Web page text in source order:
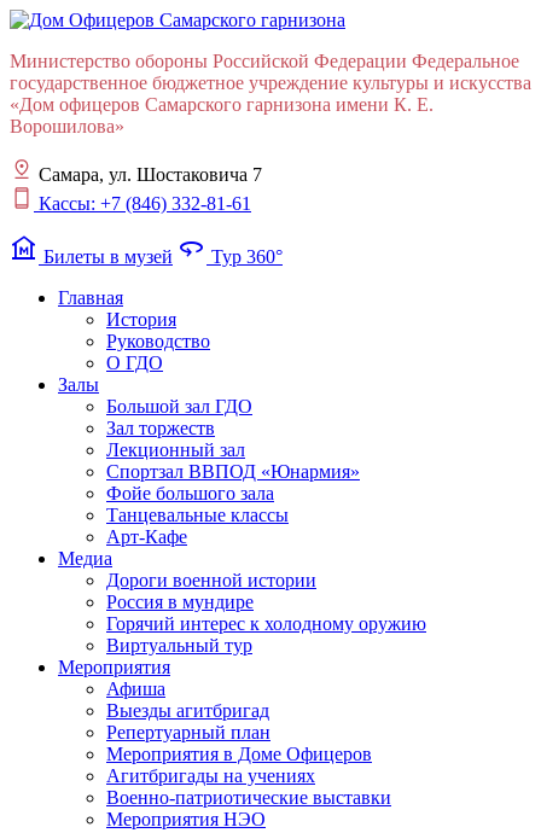
Министерство обороны Российской Федерации Федеральное
государственное бюджетное учреждение культуры и искусства
«Дом офицеров Cамарского гарнизона имени К. Е.
Ворошилова»
Самара, ул. Шостаковича 7
Кассы: +7 (846) 332-81-61
museum Билеты в музей 360 Тур 360°
Главная
История
Руководство
О ГДО
Залы
Большой зал ГДО
Зал торжеств
Лекционный зал
Cпортзал ВВПОД «Юнармия»
Фойе большого зала
Танцевальные классы
Арт-Кафе
Медиа
Дороги военной истории
Россия в мундире
Горячий интерес к холодному оружию
Виртуальный тур
Мероприятия
Афиша
Выезды агитбригад
Репертуарный план
Мероприятия в Доме Офицеров
Агитбригады на учениях
Военно-патриотические выставки
Мероприятия НЭО